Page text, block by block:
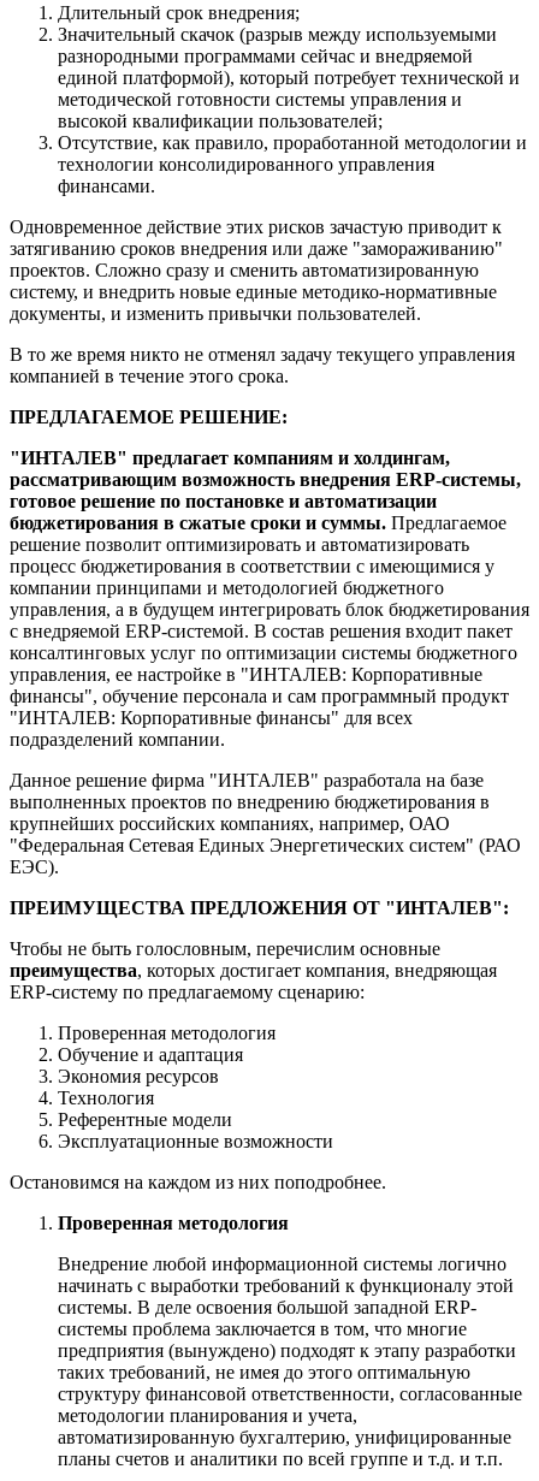
Длительный срок внедрения;
Значительный скачок (разрыв между используемыми
разнородными программами сейчас и внедряемой
единой платформой), который потребует технической и
методической готовности системы управления и
высокой квалификации пользователей;
Отсутствие, как правило, проработанной методологии и
технологии консолидированного управления
финансами.
Одновременное действие этих рисков зачастую приводит к
затягиванию сроков внедрения или даже "замораживанию"
проектов. Сложно сразу и сменить автоматизированную
систему, и внедрить новые единые методико-нормативные
документы, и изменить привычки пользователей.
В то же время никто не отменял задачу текущего управления
компанией в течение этого срока.
ПРЕДЛАГАЕМОЕ РЕШЕНИЕ:
"ИНТАЛЕВ" предлагает компаниям и холдингам,
рассматривающим возможность внедрения ERP-системы,
готовое решение по постановке и автоматизации
бюджетирования в сжатые сроки и суммы. Предлагаемое
решение позволит оптимизировать и автоматизировать
процесс бюджетирования в соответствии с имеющимися у
компании принципами и методологией бюджетного
управления, а в будущем интегрировать блок бюджетирования
с внедряемой ERP-системой. В состав решения входит пакет
консалтинговых услуг по оптимизации системы бюджетного
управления, ее настройке в "ИНТАЛЕВ: Корпоративные
финансы", обучение персонала и сам программный продукт
"ИНТАЛЕВ: Корпоративные финансы" для всех
подразделений компании.
Данное решение фирма "ИНТАЛЕВ" разработала на базе
выполненных проектов по внедрению бюджетирования в
крупнейших российских компаниях, например, ОАО
"Федеральная Сетевая Единых Энергетических систем" (РАО
ЕЭС).
ПРЕИМУЩЕСТВА ПРЕДЛОЖЕНИЯ ОТ "ИНТАЛЕВ":
Чтобы не быть голословным, перечислим основные
преимущества, которых достигает компания, внедряющая
ERP-систему по предлагаемому сценарию:
Проверенная методология
Обучение и адаптация
Экономия ресурсов
Технология
Референтные модели
Эксплуатационные возможности
Остановимся на каждом из них поподробнее.
Проверенная методология
Внедрение любой информационной системы логично
начинать с выработки требований к функционалу этой
системы. В деле освоения большой западной ERP-
системы проблема заключается в том, что многие
предприятия (вынуждено) подходят к этапу разработки
таких требований, не имея до этого оптимальную
структуру финансовой ответственности, согласованные
методологии планирования и учета,
автоматизированную бухгалтерию, унифицированные
планы счетов и аналитики по всей группе и т.д. и т.п.